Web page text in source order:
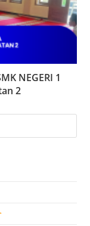
NEGERI 1
2